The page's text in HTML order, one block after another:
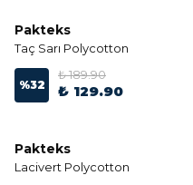
Pakteks
Taç Sarı Polycotton
%32
₺ 189.90
₺ 129.90
Pakteks
Lacivert Polycotton